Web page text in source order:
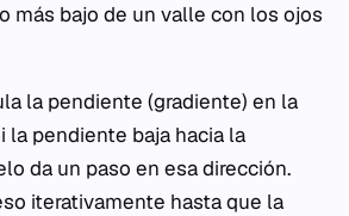
más bajo de un valle con los ojos
la pendiente (gradiente) en la
la pendiente baja hacia la
da un paso en esa dirección.
iterativamente hasta que la